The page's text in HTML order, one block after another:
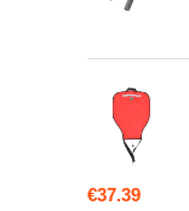
€37.39